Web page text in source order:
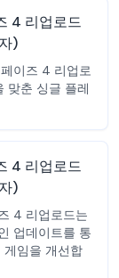
4 리업로드
)
이즈 4 리업로
맞춘 싱글 플레
4 리업로드
)
4 리업로드는
업데이트를 통
게임을 개선합